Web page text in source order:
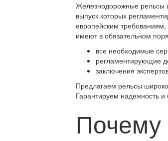
Железнодорожные рельсы
выпуск которых
европейским
имеют в обязательном
все необходимые
регламентирующие
заключения
Предлагаем рельсы
Гарантируем надежность